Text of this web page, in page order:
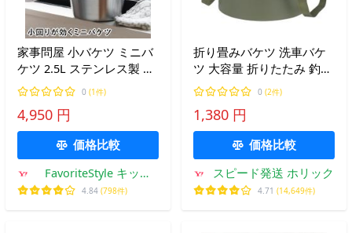
家事問屋 小バケツ ミニバ
ケツ 2.5L ステンレス製 軽
量 IH対応 ガス火対応 掃除
煮沸消毒 つけ置き 収納 ガ
ーデニング 日本製 47640
0 (1件)
4,950 円
価格比較
FavoriteStyle キッチ
ン・雑貨
4.84 (798件)
折り畳みバケツ 洗車バケ
ツ 大容量 折りたたみ 釣り
たためる キャンプ コンパ
クト グリーン 20L (グリー
ン 20L, 中)
0 (2件)
1,380 円
価格比較
スピード発送 ホリック
4.71 (14,649件)